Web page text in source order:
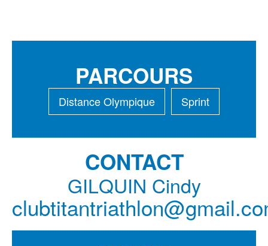
PARCOURS
Distance Olympique Sprint
CONTACT
GILQUIN Cindy